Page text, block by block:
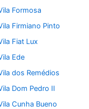
Formosa
Firmiano Pinto
Fiat Lux
Ede
dos Remédios
Dom Pedro II
Cunha Bueno